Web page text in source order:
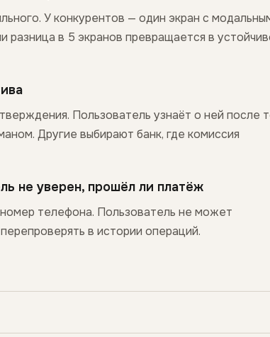
У конкурентов — один экран с
в 5 экранов превращается в
Пользователь узнаёт о ней после
Другие выбирают банк, где комиссия
не уверен, прошёл ли платёж
телефона. Пользователь не может
в истории операций.